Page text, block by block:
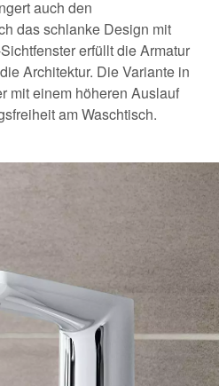
auch den
das schlanke Design mit
erfüllt die Armatur
Architektur. Die Variante in
mit einem höheren Auslauf
am Waschtisch.